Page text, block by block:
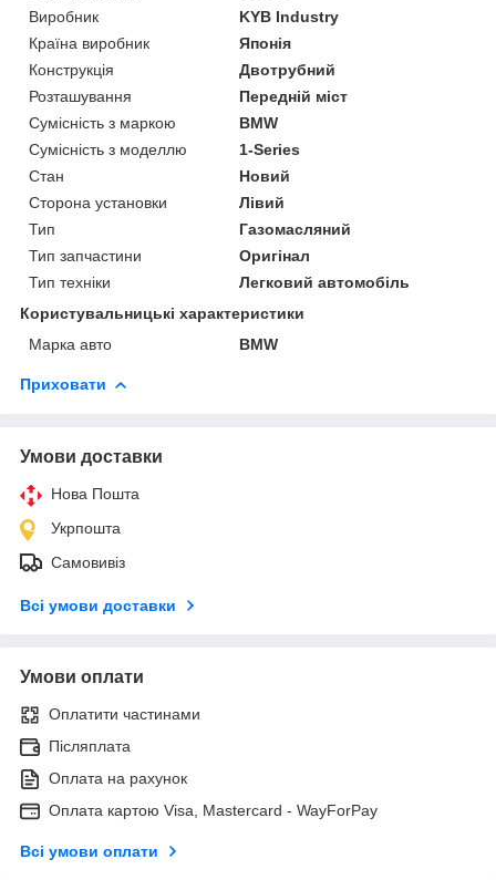
Виробник
KYB Industry
Країна виробник
Японія
Конструкція
Двотрубний
Розташування
Передній міст
Сумісність з маркою
BMW
Сумісність з моделлю
1-Series
Стан
Новий
Сторона установки
Лівий
Тип
Газомасляний
Тип запчастини
Оригінал
Тип техніки
Легковий автомобіль
Користувальницькі характеристики
Марка авто
BMW
Приховати
Умови доставки
Нова Пошта
Укрпошта
Самовивіз
Всі умови доставки
Умови оплати
Оплатити частинами
Післяплата
Оплата на рахунок
Оплата картою Visa, Mastercard - WayForPay
Всі умови оплати